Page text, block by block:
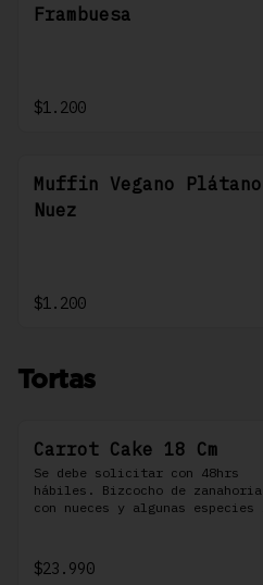
Frambuesa
$1.200
Muffin Vegano Plátano
Nuez
$1.200
Tortas
Carrot Cake 18 Cm
Se debe solicitar con 48hrs
hábiles. Bizcocho de zanahoria
con nueces y algunas especies
crema.
$23.990